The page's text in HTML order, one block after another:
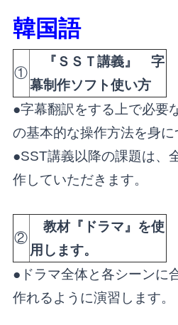
韓国語
①
『ＳＳＴ講義』 字
幕制作ソフト使い方
●字幕翻訳をする上で必要
の基本的な操作方法を身に
●SST講義以降の課題は、
作していただきます。
②
教材『ドラマ』を使
用します。
●ドラマ全体と各シーンに
作れるように演習します。